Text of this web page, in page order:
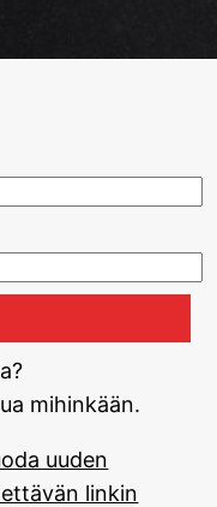
mihinkään.
uuden
linkin